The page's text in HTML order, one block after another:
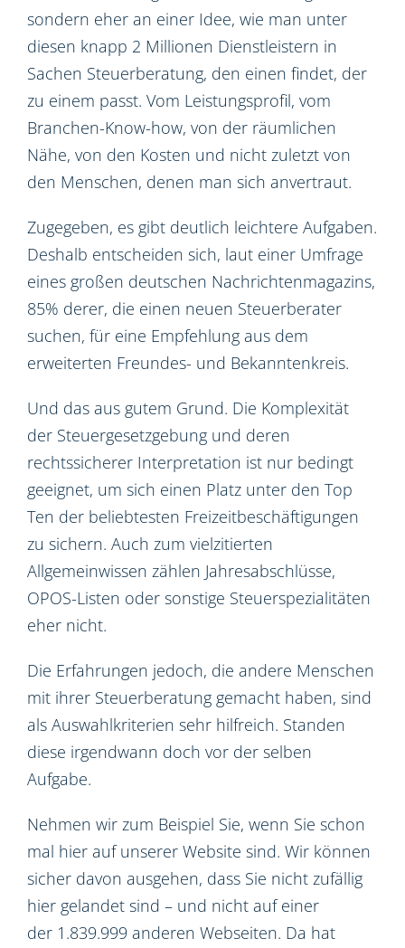
sondern eher an einer Idee, wie man unter
diesen knapp 2 Millionen Dienstleistern in
Sachen Steuerberatung, den einen findet, der
zu einem passt. Vom Leistungsprofil, vom
Branchen-Know-how, von der räumlichen
Nähe, von den Kosten und nicht zuletzt von
den Menschen, denen man sich anvertraut.
Zugegeben, es gibt deutlich leichtere Aufgaben.
Deshalb entscheiden sich, laut einer Umfrage
eines großen deutschen Nachrichtenmagazins,
85% derer, die einen neuen Steuerberater
suchen, für eine Empfehlung aus dem
erweiterten Freundes- und Bekanntenkreis.
Und das aus gutem Grund. Die Komplexität
der Steuergesetzgebung und deren
rechtssicherer Interpretation ist nur bedingt
geeignet, um sich einen Platz unter den Top
Ten der beliebtesten Freizeitbeschäftigungen
zu sichern. Auch zum vielzitierten
Allgemeinwissen zählen Jahresabschlüsse,
OPOS-Listen oder sonstige Steuerspezialitäten
eher nicht.
Die Erfahrungen jedoch, die andere Menschen
mit ihrer Steuerberatung gemacht haben, sind
als Auswahlkriterien sehr hilfreich. Standen
diese irgendwann doch vor der selben
Aufgabe.
Nehmen wir zum Beispiel Sie, wenn Sie schon
mal hier auf unserer Website sind. Wir können
sicher davon ausgehen, dass Sie nicht zufällig
hier gelandet sind – und nicht auf einer
der 1.839.999 anderen Webseiten. Da hat